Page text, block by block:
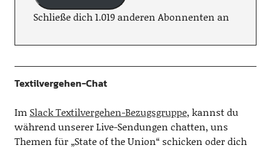
Schließe dich 1.019 anderen Abonnenten an
Textilvergehen-Chat
Im Slack Textilvergehen-Bezugsgruppe, kannst du
während unserer Live-Sendungen chatten, uns
Themen für „State of the Union“ schicken oder dich